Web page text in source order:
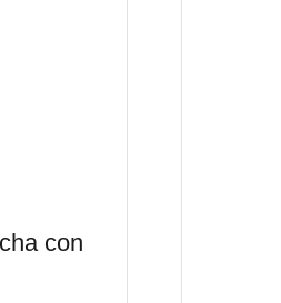
con